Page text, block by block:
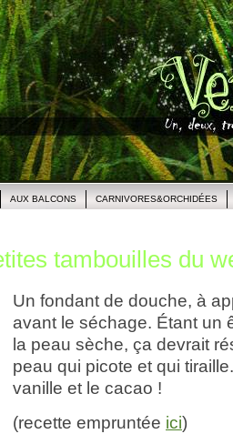
AUX BALCONS CARNIVORES&ORCHIDÉES
tambouilles du
Un fondant de douche, à
avant le séchage. Étant un
la peau sèche, ça devrait
peau qui picote et qui
vanille et le cacao !
(recette empruntée ici)